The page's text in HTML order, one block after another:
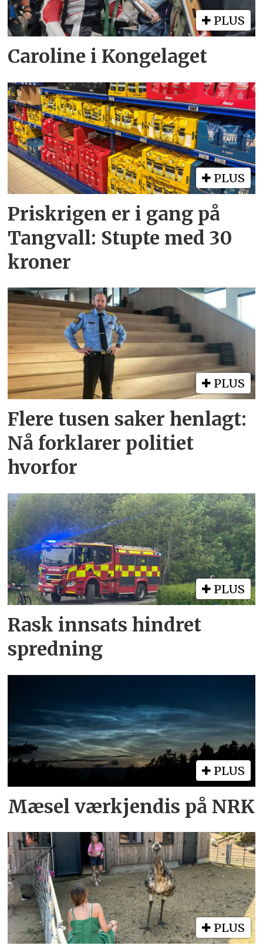
PLUS
Caroline i Kongelaget
PLUS
Priskrigen er i gang på
Tangvall: Stupte med 30
kroner
PLUS
Flere tusen saker henlagt:
Nå forklarer politiet
hvorfor
PLUS
Rask innsats hindret
spredning
PLUS
Mæsel værkjendis på NRK
PLUS